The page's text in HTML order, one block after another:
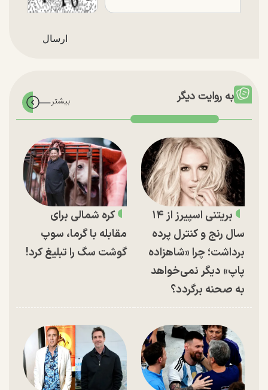
به روایت دیگر
بریتنی اسپیرز از ۱۴
سال رنج و کنترل پرده
برداشت؛ چرا «شاهزاده
پاپ» دیگر نمی‌خواهد
به صحنه برگردد؟
کره شمالی برای
مقابله با گرما، سوپ
گوشت سگ را تبلیغ کرد!